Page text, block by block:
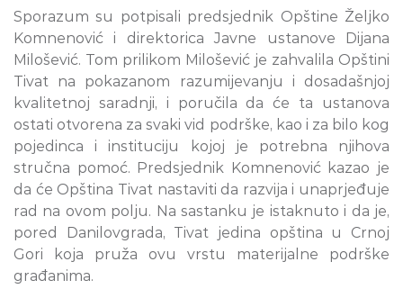
Sporazum su potpisali predsjednik Opštine Željko
Komnenović i direktorica Javne ustanove Dijana
Milošević. Tom prilikom Milošević je zahvalila Opštini
Tivat na pokazanom razumijevanju i dosadašnjoj
kvalitetnoj saradnji, i poručila da će ta ustanova
ostati otvorena za svaki vid podrške, kao i za bilo kog
pojedinca i instituciju kojoj je potrebna njihova
stručna pomoć. Predsjednik Komnenović kazao je
da će Opština Tivat nastaviti da razvija i unaprjeđuje
rad na ovom polju. Na sastanku je istaknuto i da je,
pored Danilovgrada, Tivat jedina opština u Crnoj
Gori koja pruža ovu vrstu materijalne podrške
građanima.